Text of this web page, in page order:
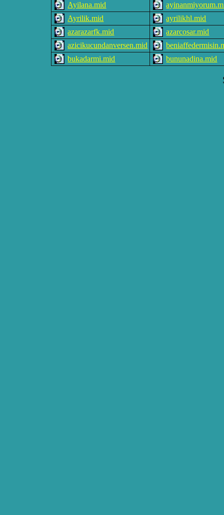
Ayilana.mid
Ayrilik.mid
ayrilikhl.mid
azarazarfk.mid
azarcosar.mid
azicikucundanversen.mid
bukadarmi.mid
bununadina.mid